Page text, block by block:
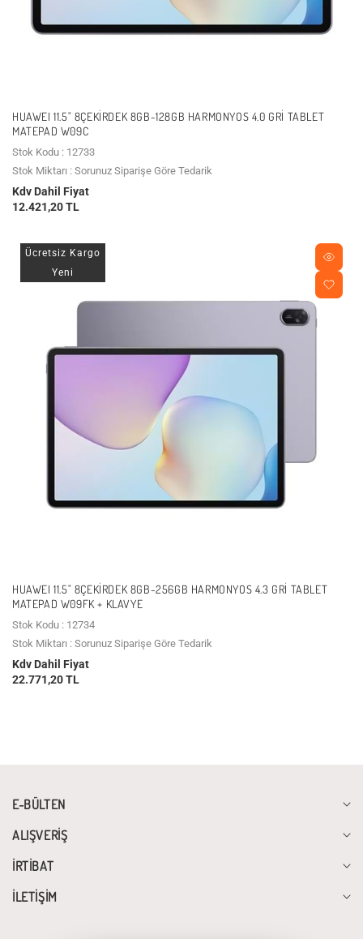
HUAWEI 11.5" 8ÇEKIRDEK 8GB-128GB HARMONYOS 4.0 GRI TABLET
MATEPAD W09C
Stok Kodu : 12733
Stok Miktarı : Sorunuz Siparişe Göre Tedarik
Kdv Dahil Fiyat
12.421,20 TL
Ücretsiz Kargo
Yeni
HUAWEI 11.5" 8ÇEKIRDEK 8GB-256GB HARMONYOS 4.3 GRI TABLET
MATEPAD W09FK + KLAVYE
Stok Kodu : 12734
Stok Miktarı : Sorunuz Siparişe Göre Tedarik
Kdv Dahil Fiyat
22.771,20 TL
E-BÜLTEN
ALIŞVERİŞ
İRTİBAT
İLETİŞİM